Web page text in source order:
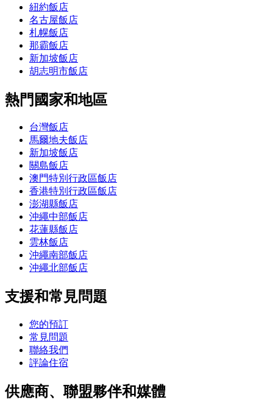
紐約飯店
名古屋飯店
札幌飯店
那霸飯店
新加坡飯店
胡志明市飯店
熱門國家和地區
台灣飯店
馬爾地夫飯店
新加坡飯店
關島飯店
澳門特別行政區飯店
香港特別行政區飯店
澎湖縣飯店
沖繩中部飯店
花蓮縣飯店
雲林飯店
沖繩南部飯店
沖繩北部飯店
支援和常見問題
您的預訂
常見問題
聯絡我們
評論住宿
供應商、聯盟夥伴和媒體